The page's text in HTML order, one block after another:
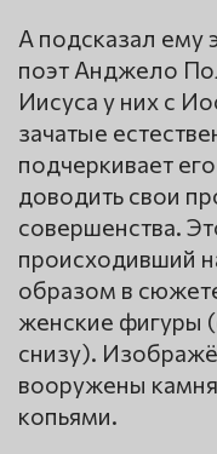
А подсказал ему
поэт Анджело
Иисуса у них с
зачатые
подчеркивает
доводить свои
совершенства.
происходивший
образом в
женские фигуры
снизу).
вооружены
копьями.